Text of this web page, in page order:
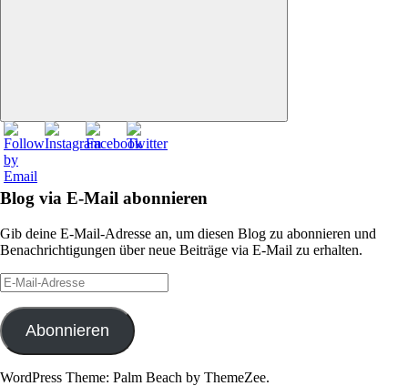
Suchen
Blog via E-Mail abonnieren
Gib deine E-Mail-Adresse an, um diesen Blog zu abonnieren und
Benachrichtigungen über neue Beiträge via E-Mail zu erhalten.
E-
Mail-
Adresse
Abonnieren
WordPress Theme: Palm Beach by ThemeZee.